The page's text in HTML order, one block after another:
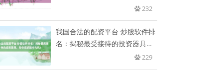
232
我国合法的配资平台 炒股软件排
名：揭秘最受接待的投资器具，
229